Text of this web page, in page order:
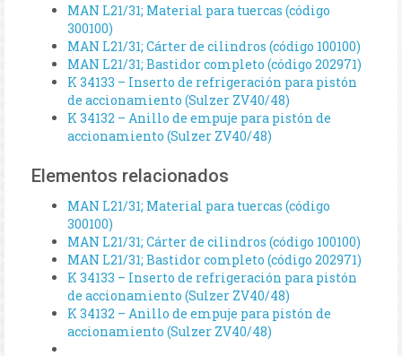
MAN L21/31; Material para tuercas (código
300100)
MAN L21/31; Cárter de cilindros (código 100100)
MAN L21/31; Bastidor completo (código 202971)
K 34133 – Inserto de refrigeración para pistón
de accionamiento (Sulzer ZV40/48)
K 34132 – Anillo de empuje para pistón de
accionamiento (Sulzer ZV40/48)
Elementos relacionados
MAN L21/31; Material para tuercas (código
300100)
MAN L21/31; Cárter de cilindros (código 100100)
MAN L21/31; Bastidor completo (código 202971)
K 34133 – Inserto de refrigeración para pistón
de accionamiento (Sulzer ZV40/48)
K 34132 – Anillo de empuje para pistón de
accionamiento (Sulzer ZV40/48)